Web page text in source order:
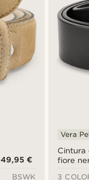
49,95 €
BSWK
Cintura
fiore
Vera
3